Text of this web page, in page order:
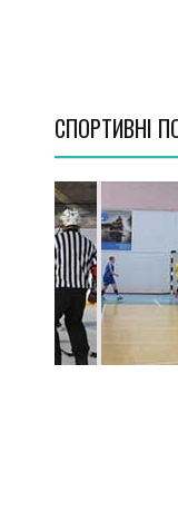
СПОРТИВНI